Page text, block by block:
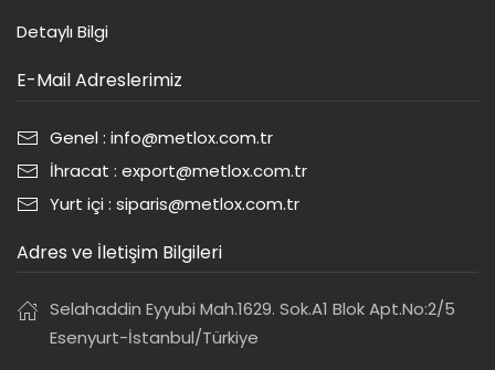
Detaylı Bilgi
E-Mail Adreslerimiz
Genel : info@metlox.com.tr
İhracat : export@metlox.com.tr
Yurt içi : siparis@metlox.com.tr
Adres ve İletişim Bilgileri
Selahaddin Eyyubi Mah.1629. Sok.A1 Blok Apt.No:2/5
Esenyurt-İstanbul/Türkiye